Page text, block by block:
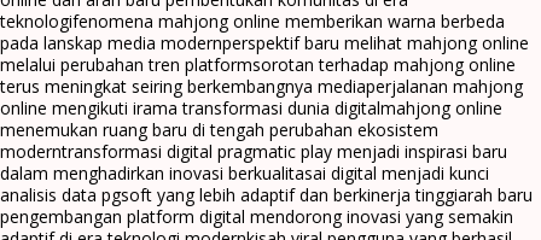
teknologifenomena mahjong online memberikan warna berbeda
pada lanskap media modernperspektif baru melihat mahjong online
melalui perubahan tren platformsorotan terhadap mahjong online
terus meningkat seiring berkembangnya mediaperjalanan mahjong
online mengikuti irama transformasi dunia digitalmahjong online
menemukan ruang baru di tengah perubahan ekosistem
moderntransformasi digital pragmatic play menjadi inspirasi baru
dalam menghadirkan inovasi berkualitasai digital menjadi kunci
analisis data pgsoft yang lebih adaptif dan berkinerja tinggiarah baru
pengembangan platform digital mendorong inovasi yang semakin